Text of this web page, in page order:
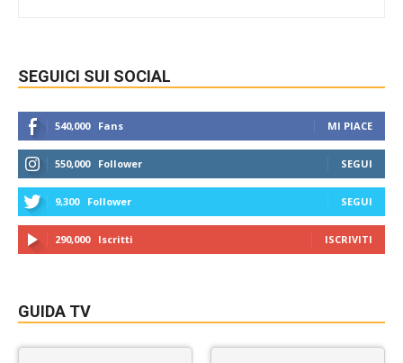
SEGUICI SUI SOCIAL
540,000 Fans MI PIACE
550,000 Follower SEGUI
9,300 Follower SEGUI
290,000 Iscritti ISCRIVITI
GUIDA TV